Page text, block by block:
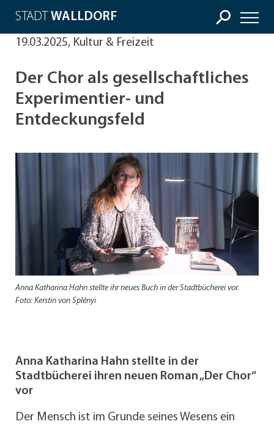
STADT WALLDORF
19.03.2025, Kultur & Freizeit
Der Chor als gesellschaftliches
Experimentier- und
Entdeckungsfeld
Anna Katharina Hahn stellte ihr neues Buch in der Stadtbücherei vor.
Foto: Kerstin von Splényi
Anna Katharina Hahn stellte in der
Stadtbücherei ihren neuen Roman „Der Chor“
vor
Der Mensch ist im Grunde seines Wesens ein